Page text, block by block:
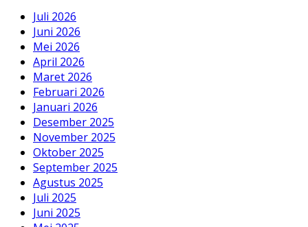
Juli 2026
Juni 2026
Mei 2026
April 2026
Maret 2026
Februari 2026
Januari 2026
Desember 2025
November 2025
Oktober 2025
September 2025
Agustus 2025
Juli 2025
Juni 2025